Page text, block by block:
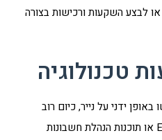
לבצע השקעות ורכישות בצורה
טכנולוגיה
באופן ידני על נייר, כיום רוב
העסקים משתמשים במערכות ERP או תוכנות הנהלת חשבונות